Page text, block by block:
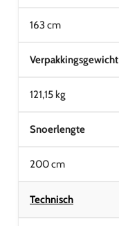
163 cm
Verpakkingsgewicht
121,15 kg
Snoerlengte
200 cm
Technisch